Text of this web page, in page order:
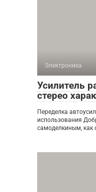
Электроника
Усилитель
стерео
Переделка
использования
самоделкиным, как